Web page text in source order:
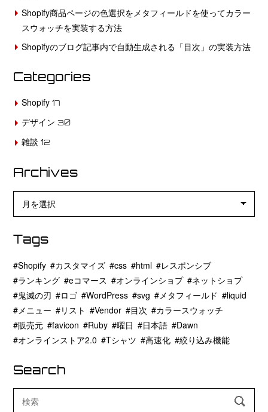
Shopify商品ページの色選択をメタフィールドを使ってカラー
スウォッチを実装する方法
Shopifyのブログ記事内で自動生成される「目次」の実装方法
Categories
Shopify 17
デザイン 30
雑談 12
Archives
Archives
Tags
Shopify カスタマイズ css html
レスポンシブ
ランキング
eコマース オンラインショプ
ネットショプ
鬼滅の刃
ロゴ WordPress svg メタフィールド
liquid
メニュー
リスト Vendor 目次
カラースウォッチ
販売元
favicon Ruby 曜日 日本語
Dawn
オンラインストア2.0
Tシャツ 高速化 絞り込み機能
Search